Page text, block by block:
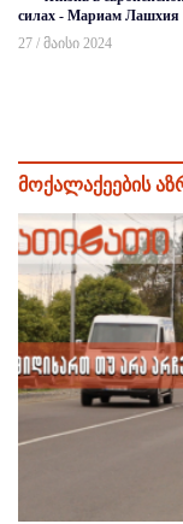
силах - Мариам Лашхия
27 / მაისი 2024
მოქალაქეების